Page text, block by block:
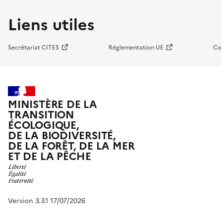
Liens utiles
Secrétariat CITES Réglementation UE
MINISTÈRE DE LA
TRANSITION
ÉCOLOGIQUE,
DE LA BIODIVERSITÉ,
DE LA FORÊT, DE LA MER
ET DE LA PÊCHE
Version 3.3.1 17/07/2026